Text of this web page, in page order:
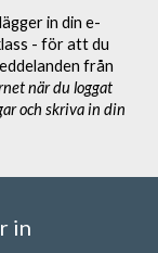
in din e-
- för att du
från
när du loggat
och skriva in din
in